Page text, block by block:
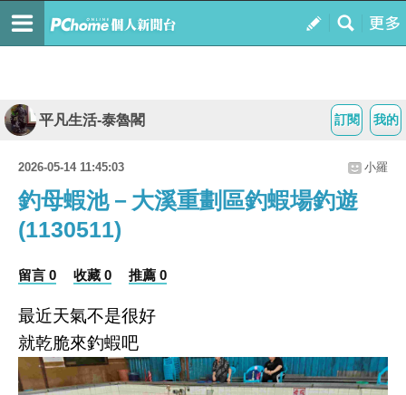
我的
訂閱
平凡生活-泰魯閣
2026-05-14 11:45:03 小羅
釣母蝦池－大溪重劃區釣蝦場釣遊
(1130511)
留言 0 收藏 0 推薦 0
最近天氣不是很好
就乾脆來釣蝦吧